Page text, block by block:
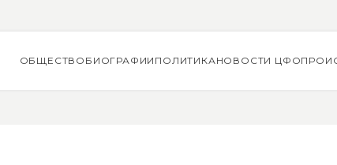
ОБЩЕСТВО БИОГРАФИИ ПОЛИТИКАНОВОСТИ ЦФО